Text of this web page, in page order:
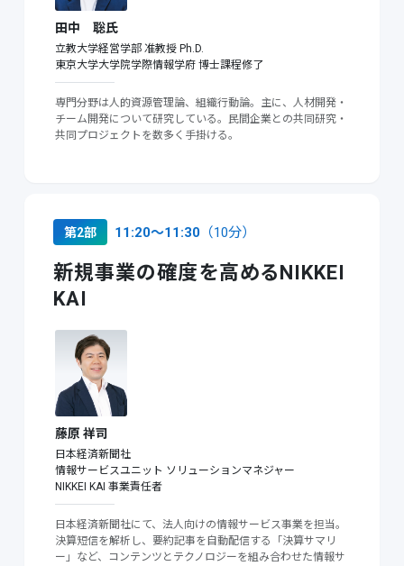
田中 聡氏
立教大学経営学部 准教授 Ph.D.
東京大学大学院学際情報学府 博士課程修了
専門分野は人的資源管理論、組織行動論。主に、人材開発・
チーム開発について研究している。民間企業との共同研究・
共同プロジェクトを数多く手掛ける。
第2部 11:20〜11:30（10分）
新規事業の確度を高めるNIKKEI
KAI
藤原 祥司
日本経済新聞社
情報サービスユニット ソリューションマネジャー
NIKKEI KAI 事業責任者
日本経済新聞社にて、法人向けの情報サービス事業を担当。
決算短信を解析し、要約記事を自動配信する「決算サマリ
ー」など、コンテンツとテクノロジーを組み合わせた情報サ